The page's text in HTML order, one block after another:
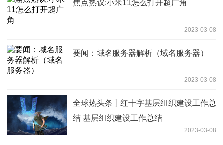
焦点热议:小米11怎么打开超广角
2023-03-08
要闻：域名服务器解析（域名服务器）
2023-03-08
全球热头条丨红十字基层组织建设工作总
结 基层组织建设工作总结
2023-03-08